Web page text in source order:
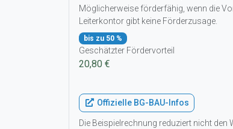
Möglicherweise förderfähig, wenn die
Leiterkontor gibt keine Förderzusage.
bis zu 50 %
Geschätzter Fördervorteil
20,80 €
Offizielle BG-BAU-Infos
Die Beispielrechnung reduziert nicht